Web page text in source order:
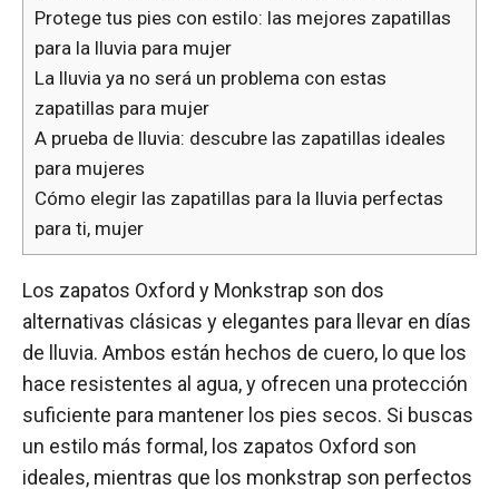
Protege tus pies con estilo: las mejores zapatillas
para la lluvia para mujer
La lluvia ya no será un problema con estas
zapatillas para mujer
A prueba de lluvia: descubre las zapatillas ideales
para mujeres
Cómo elegir las zapatillas para la lluvia perfectas
para ti, mujer
Los zapatos Oxford y Monkstrap son dos
alternativas clásicas y elegantes para llevar en días
de lluvia. Ambos están hechos de cuero, lo que los
hace resistentes al agua, y ofrecen una protección
suficiente para mantener los pies secos. Si buscas
un estilo más formal, los zapatos Oxford son
ideales, mientras que los monkstrap son perfectos